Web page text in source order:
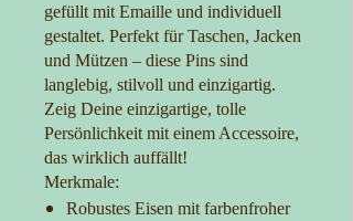
gefüllt mit Emaille und individuell
gestaltet. Perfekt für Taschen, Jacken
und Mützen – diese Pins sind
langlebig, stilvoll und einzigartig.
Zeig Deine einzigartige, tolle
Persönlichkeit mit einem Accessoire,
das wirklich auffällt!
Merkmale:
Robustes Eisen mit farbenfroher